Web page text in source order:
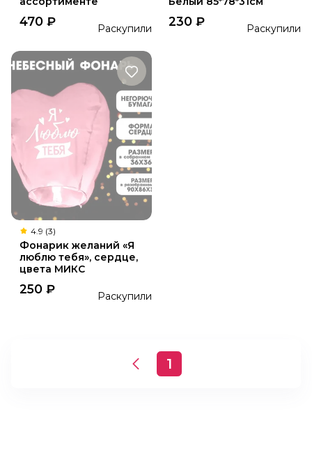
470 ₽ Раскупили 230 ₽ Раскупили
4.9 (3)
Фонарик желаний «Я
люблю тебя», сердце,
цвета МИКС
250 ₽ Раскупили
1